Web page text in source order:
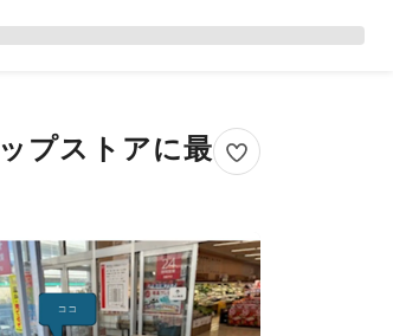
プストアに最